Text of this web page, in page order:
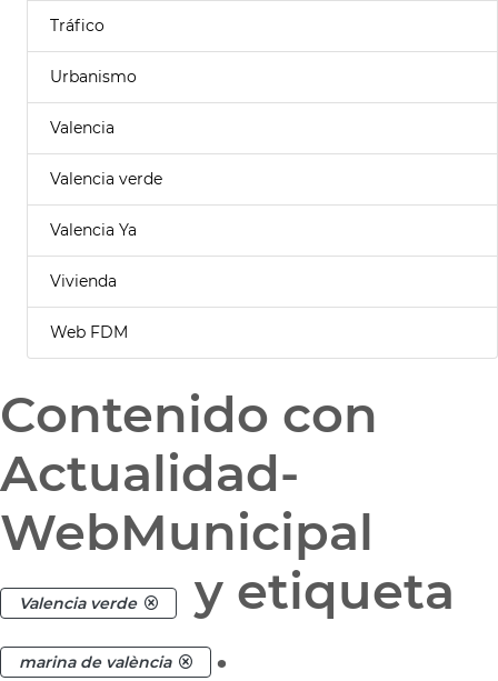
Tráfico
Urbanismo
Valencia
Valencia verde
Valencia Ya
Vivienda
Web FDM
Contenido con
Actualidad-
WebMunicipal
Valencia verde y etiqueta
marina de valència .